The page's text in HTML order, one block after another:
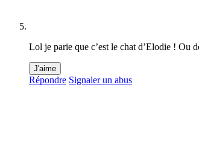
Lol je parie que c’est le chat d’Elodie ! Ou
J'aime
Répondre Signaler un abus